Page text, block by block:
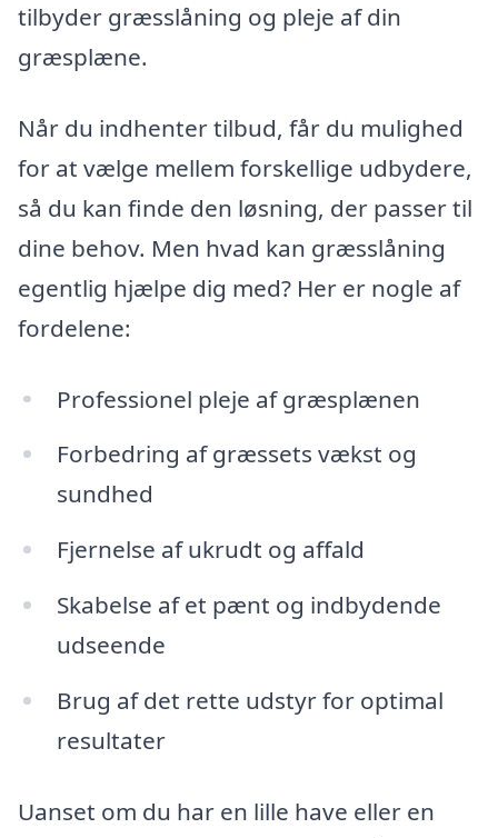
tilbyder græsslåning og pleje af din
græsplæne.
Når du indhenter tilbud, får du mulighed
for at vælge mellem forskellige udbydere,
så du kan finde den løsning, der passer til
dine behov. Men hvad kan græsslåning
egentlig hjælpe dig med? Her er nogle af
fordelene:
Professionel pleje af græsplænen
Forbedring af græssets vækst og
sundhed
Fjernelse af ukrudt og affald
Skabelse af et pænt og indbydende
udseende
Brug af det rette udstyr for optimal
resultater
Uanset om du har en lille have eller en